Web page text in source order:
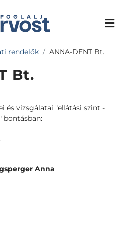
rendelők ANNA-DENT Bt.
Bt.
és vizsgálatai "ellátási szint -
bontásban:
Anna